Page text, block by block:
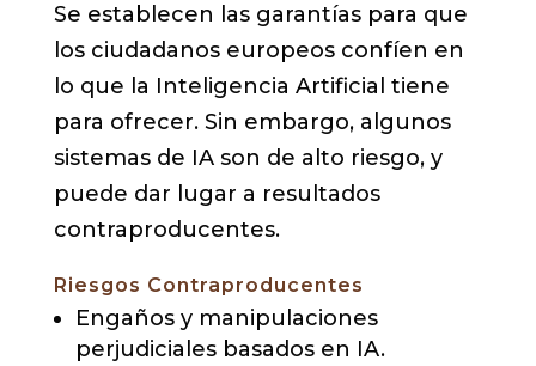
Se establecen las garantías para que
los ciudadanos europeos confíen en
lo que la Inteligencia Artificial tiene
para ofrecer. Sin embargo, algunos
sistemas de IA son de alto riesgo, y
puede dar lugar a resultados
contraproducentes.
Riesgos Contraproducentes
Engaños y manipulaciones
perjudiciales basados en IA.